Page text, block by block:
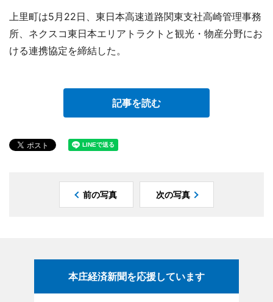
上里町は5月22日、東日本高速道路関東支社高崎管理事務
所、ネクスコ東日本エリアトラクトと観光・物産分野にお
ける連携協定を締結した。
記事を読む
前の写真 次の写真
本庄経済新聞を応援しています